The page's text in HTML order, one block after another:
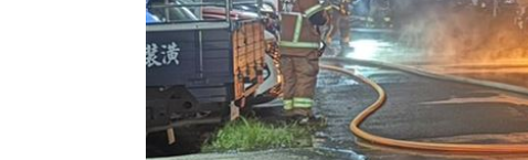
關注城鎮韌性演習 10駐台單位齊發文宣導
台灣彩券開獎直播中 20:31
LIVE三立+24小時直播 15:27